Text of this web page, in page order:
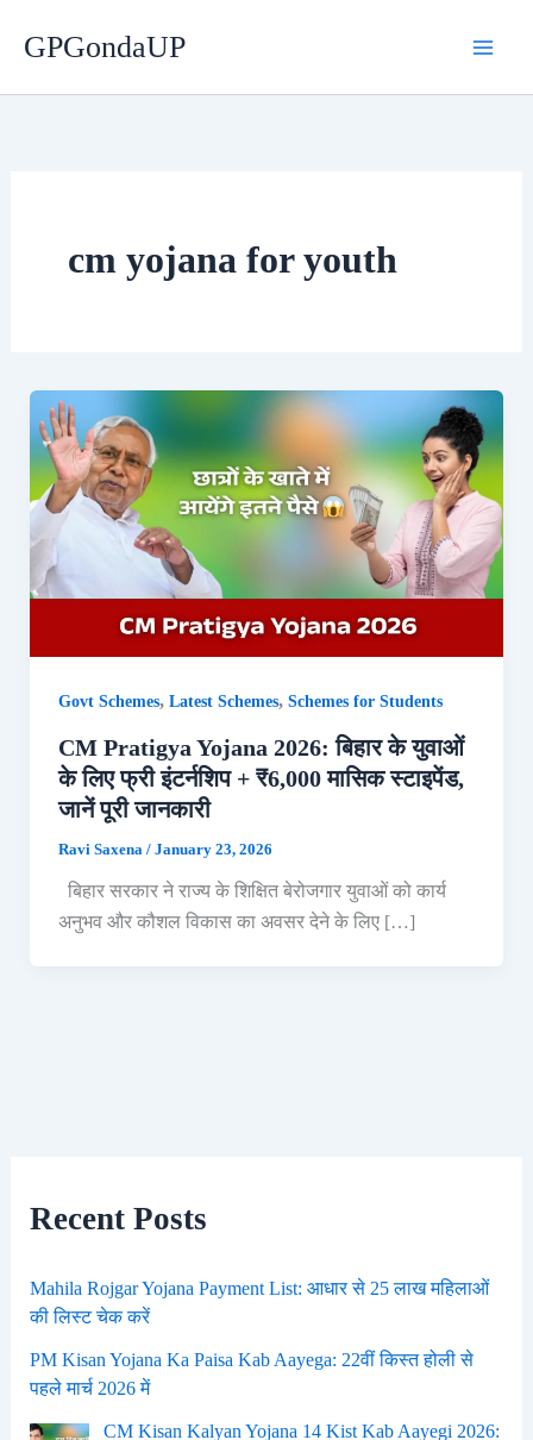
GPGondaUP
cm yojana for youth
Govt Schemes, Latest Schemes, Schemes for Students
CM Pratigya Yojana 2026: बिहार के युवाओं
के लिए फ्री इंटर्नशिप + ₹6,000 मासिक स्टाइपेंड,
जानें पूरी जानकारी
Ravi Saxena / January 23, 2026
बिहार सरकार ने राज्य के शिक्षित बेरोजगार युवाओं को कार्य
अनुभव और कौशल विकास का अवसर देने के लिए […]
Recent Posts
Mahila Rojgar Yojana Payment List: आधार से 25 लाख महिलाओं
की लिस्ट चेक करें
PM Kisan Yojana Ka Paisa Kab Aayega: 22वीं किस्त होली से
पहले मार्च 2026 में
CM Kisan Kalyan Yojana 14 Kist Kab Aayegi 2026: